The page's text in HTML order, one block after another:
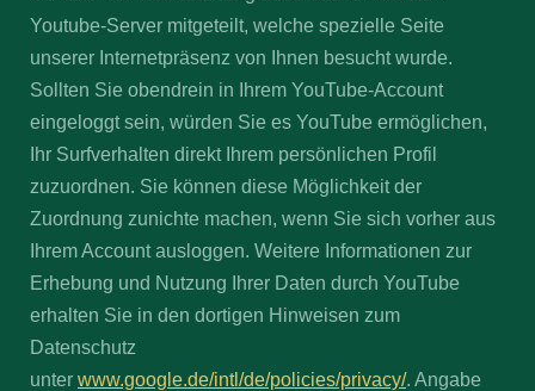
Youtube-Server mitgeteilt, welche spezielle Seite
unserer Internetpräsenz von Ihnen besucht wurde.
Sollten Sie obendrein in Ihrem YouTube-Account
eingeloggt sein, würden Sie es YouTube ermöglichen,
Ihr Surfverhalten direkt Ihrem persönlichen Profil
zuzuordnen. Sie können diese Möglichkeit der
Zuordnung zunichte machen, wenn Sie sich vorher aus
Ihrem Account ausloggen. Weitere Informationen zur
Erhebung und Nutzung Ihrer Daten durch YouTube
erhalten Sie in den dortigen Hinweisen zum
Datenschutz
unter www.google.de/intl/de/policies/privacy/. Angabe